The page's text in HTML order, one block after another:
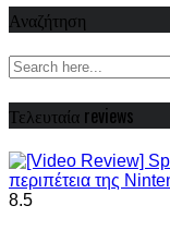
Αναζήτηση
Τελευταία reviews
8.5